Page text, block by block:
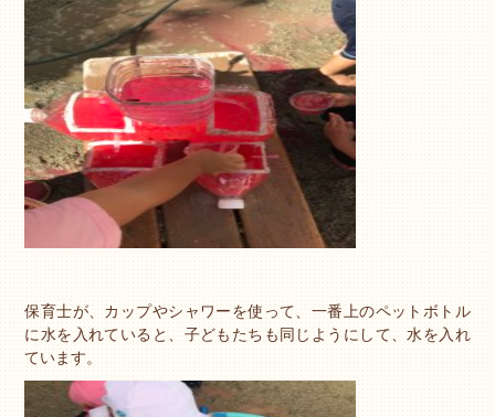
保育士が、カップやシャワーを使って、一番上のペットボトル
に水を入れていると、子どもたちも同じようにして、水を入れ
ています。